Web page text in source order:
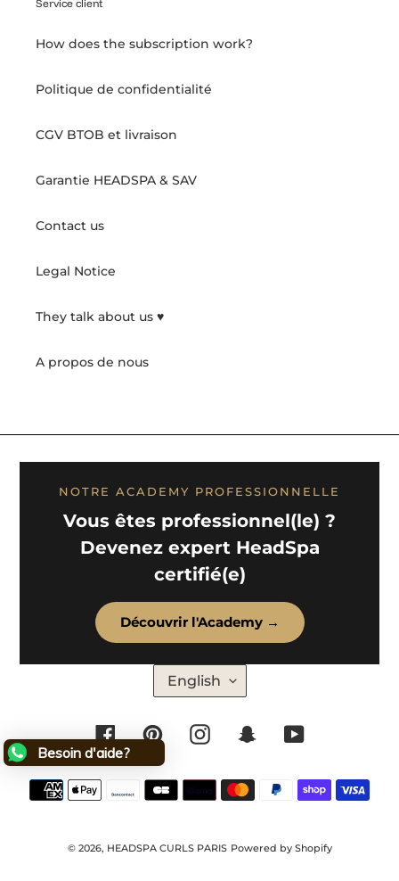
Service client
How does the subscription work?
Politique de confidentialité
CGV BTOB et livraison
Garantie HEADSPA & SAV
Contact us
Legal Notice
They talk about us ♥️
A propos de nous
NOTRE ACADEMY PROFESSIONNELLE
Vous êtes professionnel(le) ?
Devenez expert HeadSpa
certifié(e)
Découvrir l'Academy →
L
N
A
G
English
FacebookPinterestInstagramSnapchatYouTube
Payment
methods
© 2026, HEADSPA CURLS PARIS Powered by Shopify
Besoin d'aide?